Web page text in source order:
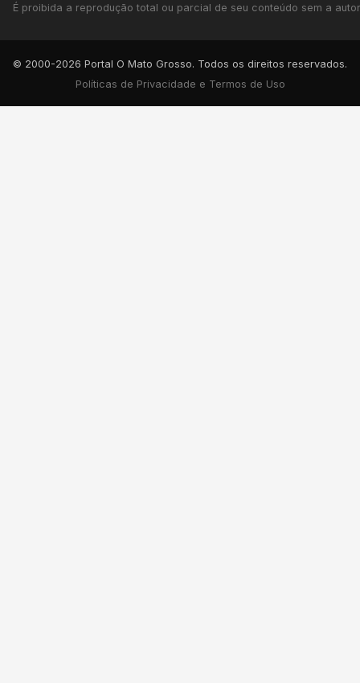
É proibida a reprodução total ou parcial de seu conteúdo sem a
© 2000-2026 Portal O Mato Grosso. Todos os direitos reservados.
Políticas de Privacidade e Termos de Uso